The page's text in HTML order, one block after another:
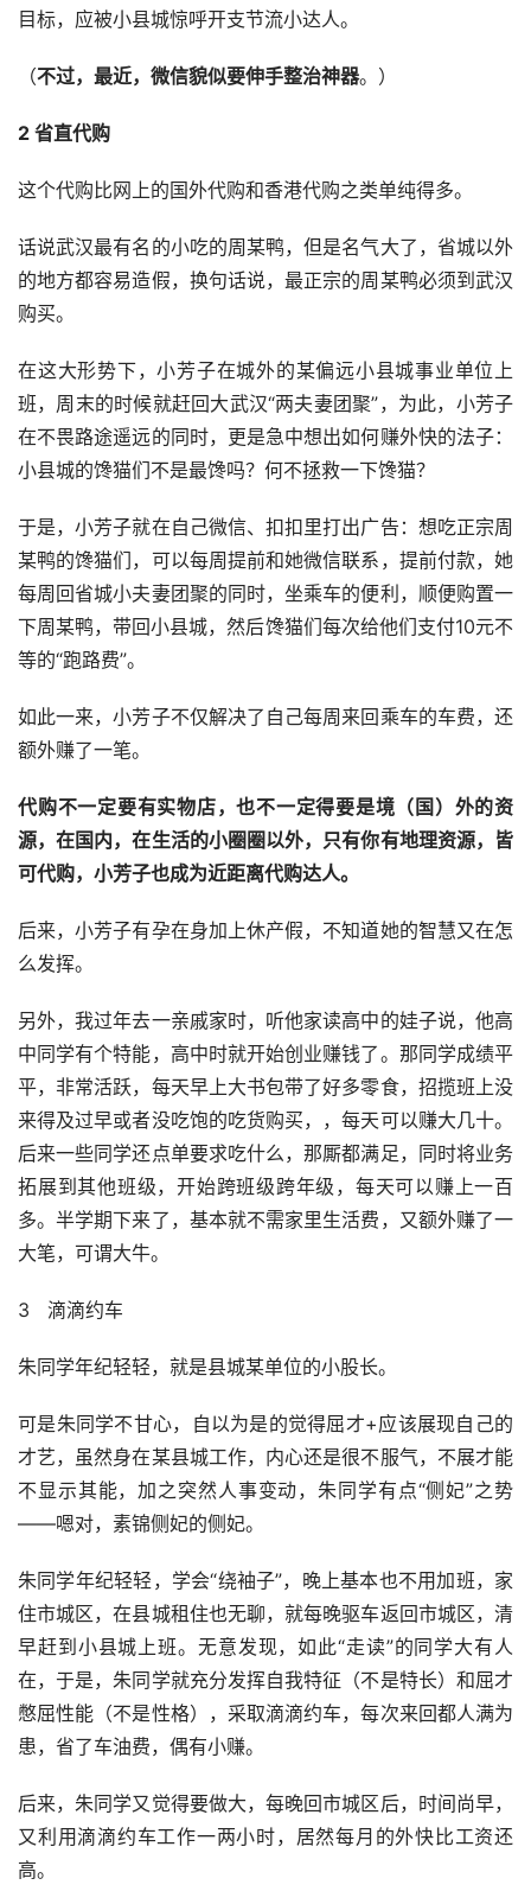
目标，应被小县城惊呼开支节流小达人。
（不过，最近，微信貌似要伸手整治神器。）
2 省直代购
这个代购比网上的国外代购和香港代购之类单纯得多。
话说武汉最有名的小吃的周某鸭，但是名气大了，省城以外
的地方都容易造假，换句话说，最正宗的周某鸭必须到武汉
购买。
在这大形势下，小芳子在城外的某偏远小县城事业单位上
班，周末的时候就赶回大武汉“两夫妻团聚”，为此，小芳子
在不畏路途遥远的同时，更是急中想出如何赚外快的法子：
小县城的馋猫们不是最馋吗？何不拯救一下馋猫？
于是，小芳子就在自己微信、扣扣里打出广告：想吃正宗周
某鸭的馋猫们，可以每周提前和她微信联系，提前付款，她
每周回省城小夫妻团聚的同时，坐乘车的便利，顺便购置一
下周某鸭，带回小县城，然后馋猫们每次给他们支付10元不
等的“跑路费”。
如此一来，小芳子不仅解决了自己每周来回乘车的车费，还
额外赚了一笔。
代购不一定要有实物店，也不一定得要是境（国）外的资
源，在国内，在生活的小圈圈以外，只有你有地理资源，皆
可代购，小芳子也成为近距离代购达人。
后来，小芳子有孕在身加上休产假，不知道她的智慧又在怎
么发挥。
另外，我过年去一亲戚家时，听他家读高中的娃子说，他高
中同学有个特能，高中时就开始创业赚钱了。那同学成绩平
平，非常活跃，每天早上大书包带了好多零食，招揽班上没
来得及过早或者没吃饱的吃货购买，，每天可以赚大几十。
后来一些同学还点单要求吃什么，那厮都满足，同时将业务
拓展到其他班级，开始跨班级跨年级，每天可以赚上一百
多。半学期下来了，基本就不需家里生活费，又额外赚了一
大笔，可谓大牛。
3   滴滴约车
朱同学年纪轻轻，就是县城某单位的小股长。
可是朱同学不甘心，自以为是的觉得屈才+应该展现自己的
才艺，虽然身在某县城工作，内心还是很不服气，不展才能
不显示其能，加之突然人事变动，朱同学有点“侧妃”之势
——嗯对，素锦侧妃的侧妃。
朱同学年纪轻轻，学会“绕袖子”，晚上基本也不用加班，家
住市城区，在县城租住也无聊，就每晚驱车返回市城区，清
早赶到小县城上班。无意发现，如此“走读”的同学大有人
在，于是，朱同学就充分发挥自我特征（不是特长）和屈才
憋屈性能（不是性格），采取滴滴约车，每次来回都人满为
患，省了车油费，偶有小赚。
后来，朱同学又觉得要做大，每晚回市城区后，时间尚早，
又利用滴滴约车工作一两小时，居然每月的外快比工资还
高。